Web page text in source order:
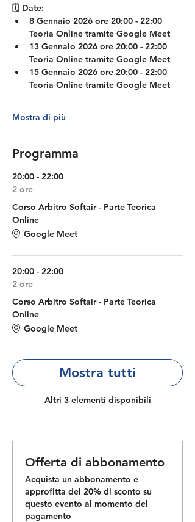
🗓️ Date:
8 Gennaio 2026 ore 20:00 - 22:00
Teoria Online tramite Google Meet
13 Gennaio 2026 ore 20:00 - 22:00
Teoria Online tramite Google Meet
15 Gennaio 2026 ore 20:00 - 22:00
Teoria Online tramite Google Meet
Mostra di più
Programma
20:00 - 22:00
2 ore
Corso Arbitro Softair - Parte Teorica
Online
Google Meet
20:00 - 22:00
2 ore
Corso Arbitro Softair - Parte Teorica
Online
Google Meet
Altri 3 elementi disponibili
Mostra tutti
Offerta di abbonamento
Acquista un abbonamento e
approfitta del 20% di sconto su
questo evento al momento del
pagamento